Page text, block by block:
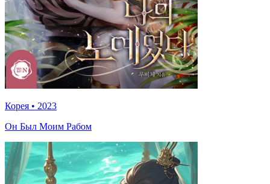
Корея • 2023
Он Был Моим Рабом